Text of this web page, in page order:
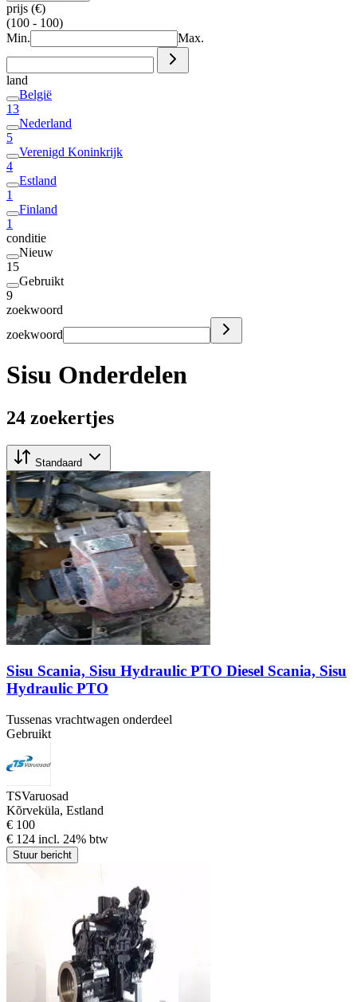
prijs (€)
(100 - 100)
Min.
Max.
land
België
13
Nederland
5
Verenigd Koninkrijk
4
Estland
1
Finland
1
conditie
Nieuw
15
Gebruikt
9
zoekwoord
zoekwoord
Sisu Onderdelen
24 zoekertjes
Standaard
Sisu Scania, Sisu Hydraulic PTO Diesel Scania, Sisu
Hydraulic PTO
Tussenas vrachtwagen onderdeel
Gebruikt
TSVaruosad
Kõrveküla, Estland
€ 100
€ 124 incl. 24% btw
Stuur bericht